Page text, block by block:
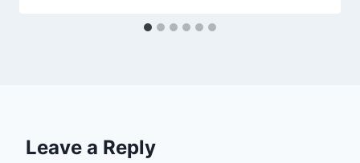
Leave a Reply